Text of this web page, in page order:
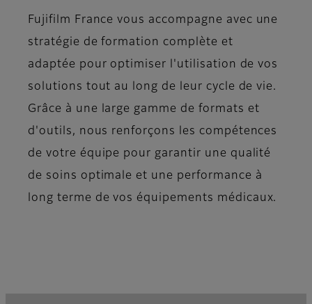
Fujifilm France vous accompagne avec une
stratégie de formation complète et
adaptée pour optimiser l'utilisation de vos
solutions tout au long de leur cycle de vie.
Grâce à une large gamme de formats et
d'outils, nous renforçons les compétences
de votre équipe pour garantir une qualité
de soins optimale et une performance à
long terme de vos équipements médicaux.